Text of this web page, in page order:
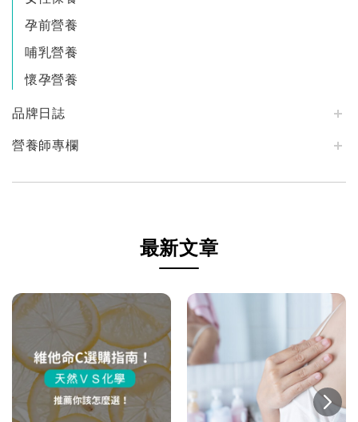
孕前營養
哺乳營養
懷孕營養
品牌日誌
營養師專欄
最新文章